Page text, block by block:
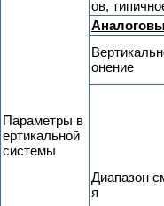
Параметры в
ертикальной
системы
ов,
онение
Диапазон
я